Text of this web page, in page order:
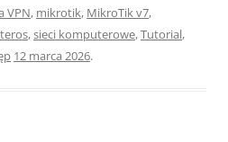
VPN, mikrotik, MikroTik v7,
,sieci komputerowe,Tutorial,
12 marca 2026.